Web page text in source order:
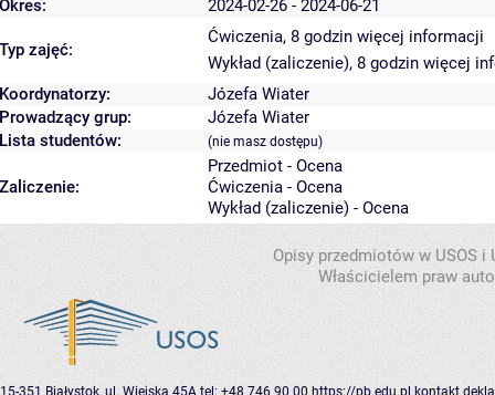
Okres: 2024-02-26 - 2024-06-21
Typ zajęć:
Ćwiczenia, 8 godzin więcej informacji
Wykład (zaliczenie), 8 godzin więcej
Koordynatorzy:
Józefa Wiater
Prowadzący grup:
Józefa Wiater
Lista studentów:
(nie masz dostępu)
Zaliczenie:
Przedmiot - Ocena
Ćwiczenia - Ocena
Wykład (zaliczenie) - Ocena
Opisy przedmiotów w USOS
Właścicielem praw
15-351 Białystok, ul. Wiejska 45A tel: +48 746 90 00 https://pb.edu.pl kontakt